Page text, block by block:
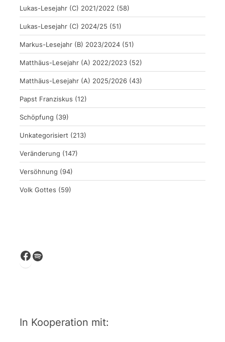
Lukas-Lesejahr (C) 2021/2022 (58)
Lukas-Lesejahr (C) 2024/25 (51)
Markus-Lesejahr (B) 2023/2024 (51)
Matthäus-Lesejahr (A) 2022/2023 (52)
Matthäus-Lesejahr (A) 2025/2026 (43)
Papst Franziskus (12)
Schöpfung (39)
Unkategorisiert (213)
Veränderung (147)
Versöhnung (94)
Volk Gottes (59)
Facebook
Spotify
In Kooperation mit: